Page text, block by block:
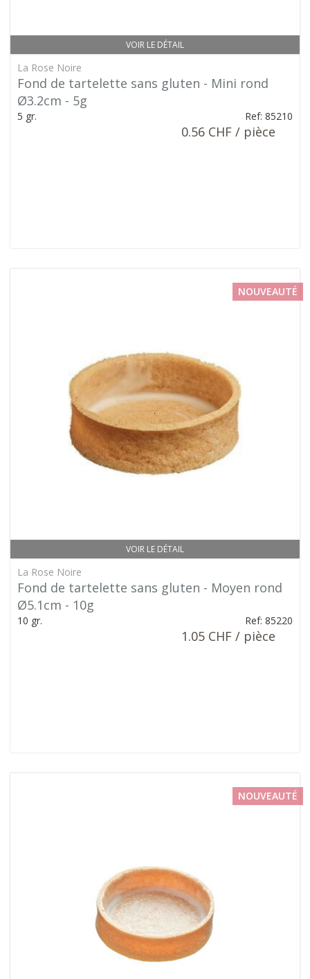
VOIR LE DÉTAIL
La Rose Noire
Fond de tartelette sans gluten - Mini rond
Ø3.2cm - 5g
5 gr. Ref: 85210
0.56 CHF / pièce
VOIR LE DÉTAIL
NOUVEAUTÉ
La Rose Noire
Fond de tartelette sans gluten - Moyen rond
Ø5.1cm - 10g
10 gr. Ref: 85220
1.05 CHF / pièce
NOUVEAUTÉ